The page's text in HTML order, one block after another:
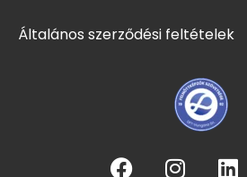
Általános szerződési feltételek